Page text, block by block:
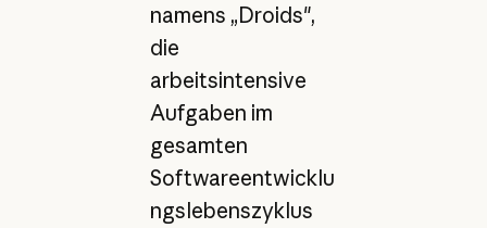
namens „Droids",
die
arbeitsintensive
Aufgaben im
gesamten
Softwareentwicklu
ngslebenszyklus